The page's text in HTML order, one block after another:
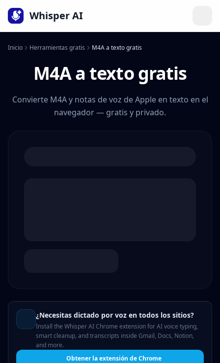
Idioma
Whisper AI
Inicio Herramientas gratis M4A a texto gratis
M4A a texto gratis
Convierte M4A y notas de voz de Apple en texto en el
navegador — gratis y privado.
¿Necesitas dictado por voz en todos los sitios?
Install the Whisper AI Chrome extension for AI voice typing,
smart cleanup, and transcripts inside Gmail, Docs, Notion,
and more.
Obtener la extensión de Chrome